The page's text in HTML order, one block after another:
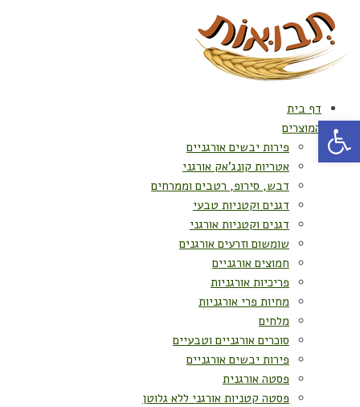
דף בית
המוצרים
פירות יבשים אורגניים
אטריות קונג'אק אורגני
דבש, סירופ, רטבים וממרחים
דגנים וקטניות טבעי
דגנים וקטניות אורגני
שומשום וזרעים אורגנים
חמוצים אורגניים
פריכיות אורגניות
מחיות פרי אורגניות
מלחים
סוכרים אורגניים וטבעיים
פירות יבשים אורגניים
פסטה אורגנית
פסטה קטניות אורגני ללא גלוטן
פתח סרגל נגישות